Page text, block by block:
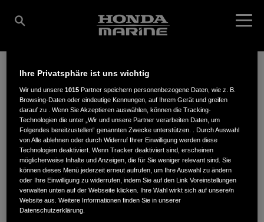
WEISSFLOG, INGO
Teupitzer Straße 70,15755,Schwerin
ANFAHRTSBESCHREIBUNG ANFORDERN
Ihre Privatsphäre ist uns wichtig
Wir und unsere1015 Partner speichern personenbezogene Daten, wie z. B.
Browsing-Daten oder eindeutige Kennungen, auf Ihrem Gerät und greifen
darauf zu . Wenn Sie Akzeptieren auswählen, können die Tracking-
Technologien die unter „Wir und unsere Partner verarbeiten Daten, um
Folgendes bereitzustellen“ genannten Zwecke unterstützen. . Durch Auswahl
von Alle ablehnen oder durch Widerruf Ihrer Einwilligung werden diese
Technologien deaktiviert. Wenn Tracker deaktiviert sind, erscheinen
möglicherweise Inhalte und Anzeigen, die für Sie weniger relevant sind. Sie
können dieses Menü jederzeit erneut aufrufen, um Ihre Auswahl zu ändern
oder Ihre Einwilligung zu widerrufen, indem Sie auf den Link Voreinstellungen
verwalten unten auf der Webseite klicken. Ihre Wahl wirkt sich auf unsere/n
Website aus. Weitere Informationen finden Sie in unserer
Datenschutzerklärung.